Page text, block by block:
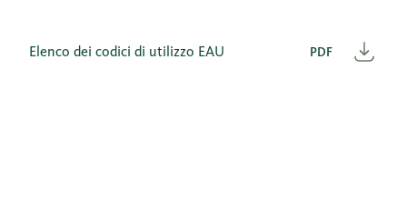
PDF
Elenco dei codici di utilizzo EAU